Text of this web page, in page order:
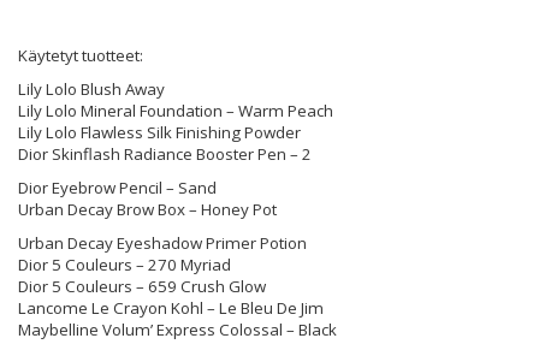
Käytetyt tuotteet:
Lily Lolo Blush Away
Lily Lolo Mineral Foundation – Warm Peach
Lily Lolo Flawless Silk Finishing Powder
Dior Skinflash Radiance Booster Pen – 2
Dior Eyebrow Pencil – Sand
Urban Decay Brow Box – Honey Pot
Urban Decay Eyeshadow Primer Potion
Dior 5 Couleurs – 270 Myriad
Dior 5 Couleurs – 659 Crush Glow
Lancome Le Crayon Kohl – Le Bleu De Jim
Maybelline Volum’ Express Colossal – Black